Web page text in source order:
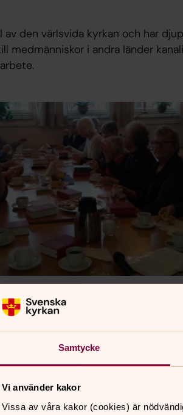
Samtycke
Vi använder kakor
Vissa av våra kakor (cookies) är
av den värlsvida kyrkan och har
medmänniskor i andra länder
erbjuder S:t